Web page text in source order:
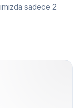
sadece 2